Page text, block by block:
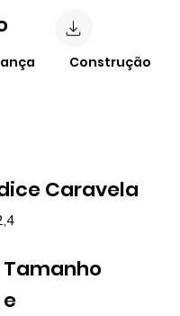
Caravela
Tamanho
e
Construção